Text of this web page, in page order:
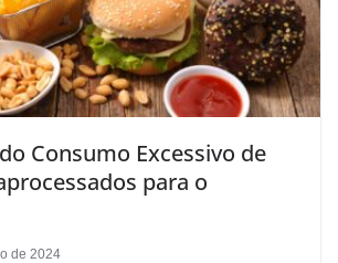
Consumo Excessivo de
para o
de 2024